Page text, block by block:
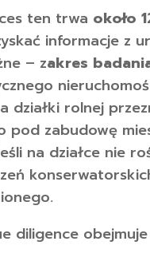
ten trwa około
informacje z
– zakres
działki rolnej
pod zabudowę
na działce nie
diligence obejmuje